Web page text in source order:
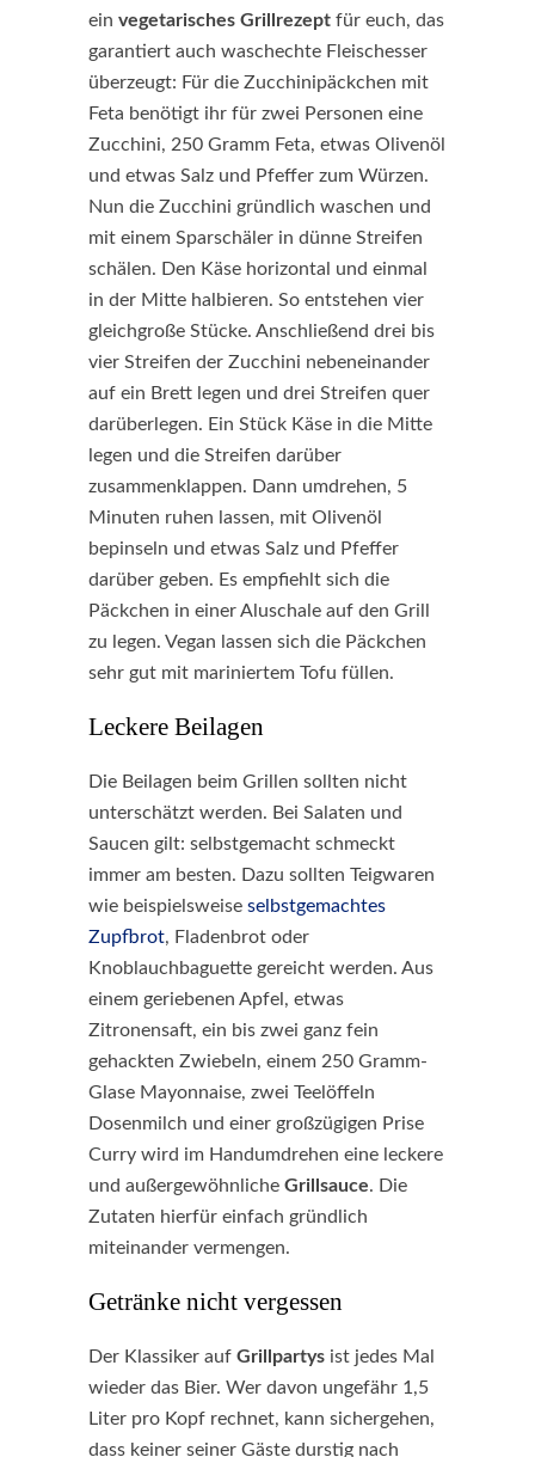
ein vegetarisches Grillrezept für euch, das
garantiert auch waschechte Fleischesser
überzeugt: Für die Zucchinipäckchen mit
Feta benötigt ihr für zwei Personen eine
Zucchini, 250 Gramm Feta, etwas Olivenöl
und etwas Salz und Pfeffer zum Würzen.
Nun die Zucchini gründlich waschen und
mit einem Sparschäler in dünne Streifen
schälen. Den Käse horizontal und einmal
in der Mitte halbieren. So entstehen vier
gleichgroße Stücke. Anschließend drei bis
vier Streifen der Zucchini nebeneinander
auf ein Brett legen und drei Streifen quer
darüberlegen. Ein Stück Käse in die Mitte
legen und die Streifen darüber
zusammenklappen. Dann umdrehen, 5
Minuten ruhen lassen, mit Olivenöl
bepinseln und etwas Salz und Pfeffer
darüber geben. Es empfiehlt sich die
Päckchen in einer Aluschale auf den Grill
zu legen. Vegan lassen sich die Päckchen
sehr gut mit mariniertem Tofu füllen.
Leckere Beilagen
Die Beilagen beim Grillen sollten nicht
unterschätzt werden. Bei Salaten und
Saucen gilt: selbstgemacht schmeckt
immer am besten. Dazu sollten Teigwaren
wie beispielsweise selbstgemachtes
Zupfbrot, Fladenbrot oder
Knoblauchbaguette gereicht werden. Aus
einem geriebenen Apfel, etwas
Zitronensaft, ein bis zwei ganz fein
gehackten Zwiebeln, einem 250 Gramm-
Glase Mayonnaise, zwei Teelöffeln
Dosenmilch und einer großzügigen Prise
Curry wird im Handumdrehen eine leckere
und außergewöhnliche Grillsauce. Die
Zutaten hierfür einfach gründlich
miteinander vermengen.
Getränke nicht vergessen
Der Klassiker auf Grillpartys ist jedes Mal
wieder das Bier. Wer davon ungefähr 1,5
Liter pro Kopf rechnet, kann sichergehen,
dass keiner seiner Gäste durstig nach